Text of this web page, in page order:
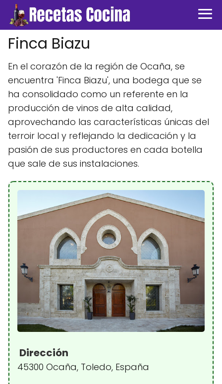
Finca Biazu
En el corazón de la región de Ocaña, se
encuentra 'Finca Biazu', una bodega que se
ha consolidado como un referente en la
producción de vinos de alta calidad,
aprovechando las características únicas del
terroir local y reflejando la dedicación y la
pasión de sus productores en cada botella
que sale de sus instalaciones.
Dirección
45300 Ocaña, Toledo, España